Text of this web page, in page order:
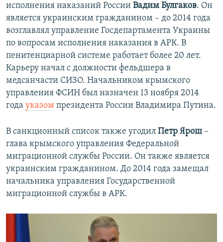
исполнения наказаний России Вадим Булгаков. Он
является украинским гражданином – до 2014 года
возглавлял управление Госдепартамента Украины
по вопросам исполнения наказания в АРК. В
пенитенциарной системе работает более 20 лет.
Карьеру начал с должности фельдшера в
медсанчасти СИЗО. Начальником крымского
управления ФСИН был назначен 13 ноября 2014
года указом президента России Владимира Путина.
В санкционный список также угодил Петр Ярош –
глава крымского управления Федеральной
миграционной службы России. Он также является
украинским гражданином. До 2014 года замещал
начальника управления Государственной
миграционной службы в АРК.